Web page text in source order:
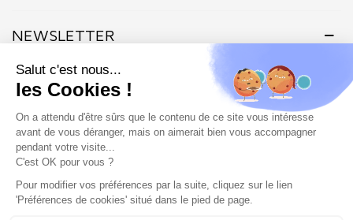
NEWSLETTER
Inscrivez-vous dès maintenant à notre Newsletter et recevez en
exclusivité nos offres flashs, promotions et actualités.
Site protégé par reCAPTCHA.
Marchand approuvé par la Société des Avis Garantis, cliquez ici pour
vérifier.